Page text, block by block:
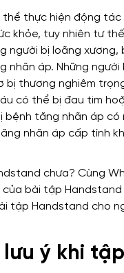
thể thực hiện động tác
khỏe, tuy nhiên tư
người bị loãng xương,
nhãn áp. Những người
bị thương nghiêm
có thể bị đau tim
bệnh tăng nhãn áp có
nhãn áp cấp tính
lưu ý khi